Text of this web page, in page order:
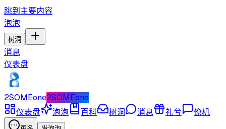
跳到主要内容
泡泡
树洞
消息
仪表盘
2SOMEone2SOMEone
仪表盘
泡泡 百科 树洞 消息 礼兮 僚机